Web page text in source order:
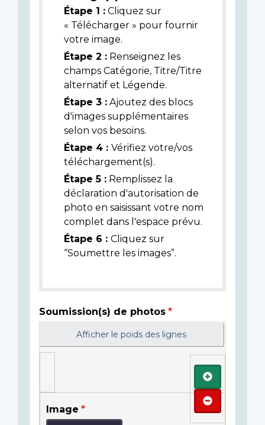
Étape 1 : Cliquez sur
« Télécharger » pour fournir
votre image.
Étape 2 : Renseignez les
champs Catégorie, Titre/Titre
alternatif et Légende.
Étape 3 : Ajoutez des blocs
d'images supplémentaires
selon vos besoins.
Étape 4 : Vérifiez votre/vos
téléchargement(s).
Étape 5 : Remplissez la
déclaration d'autorisation de
photo en saisissant votre nom
complet dans l'espace prévu.
Étape 6 : Cliquez sur
“Soumettre les images”.
Soumission(s) de photos
Afficher le poids des lignes
Image
Ajouter
Retirer